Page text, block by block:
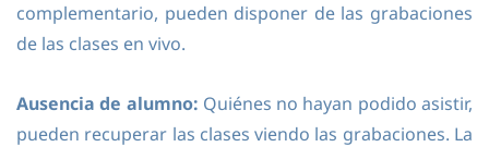
complementario, pueden disponer de las grabaciones
de las clases en vivo.
Ausencia de alumno: Quiénes no hayan podido asistir,
pueden recuperar las clases viendo las grabaciones. La